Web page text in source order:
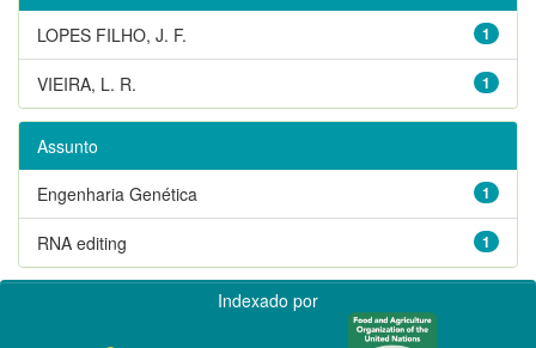
1
LOPES FILHO, J. F.
1
VIEIRA, L. R.
Assunto
1
Engenharia Genética
1
RNA editing
Indexado por